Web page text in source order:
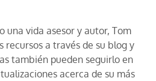
una vida asesor y autor, Tom
recursos a través de su blog y
también pueden seguirlo en
acerca de su más